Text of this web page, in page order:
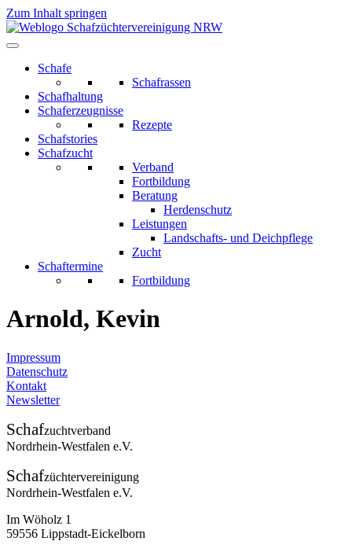
Zum Inhalt springen
Schafe
Schafrassen
Schafhaltung
Schaferzeugnisse
Rezepte
Schafstories
Schafzucht
Verband
Fortbildung
Beratung
Herdenschutz
Leistungen
Landschafts- und Deichpflege
Zucht
Schaftermine
Fortbildung
Arnold, Kevin
Impressum
Datenschutz
Kontakt
Newsletter
Schafzuchtverband
Nordrhein-Westfalen e.V.
Schafzüchtervereinigung
Nordrhein-Westfalen e.V.
Im Wöholz 1
59556 Lippstadt-Eickelborn